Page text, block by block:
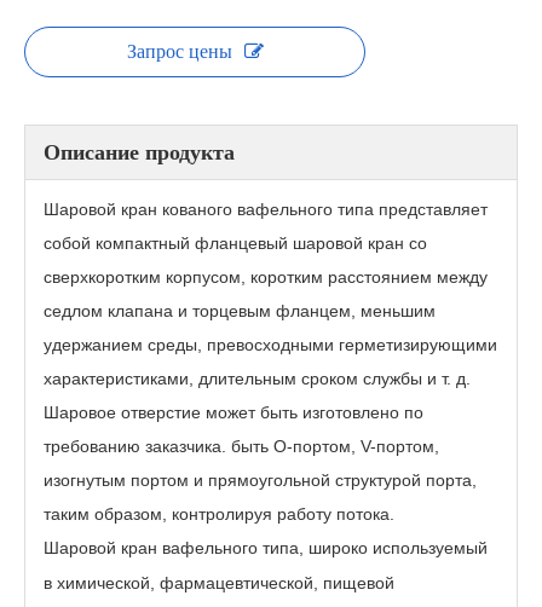
Шаровой кран вафельного типа, высокая производительность
Пневматический шаровой кран вафельного типа SQ672F
Запрос цены
Описание продукта
Шаровой кран кованого вафельного типа представляет
собой компактный фланцевый шаровой кран со
сверхкоротким корпусом, коротким расстоянием между
седлом клапана и торцевым фланцем, меньшим
удержанием среды, превосходными герметизирующими
характеристиками, длительным сроком службы и т. д.
Шаровое отверстие может быть изготовлено по
требованию заказчика. быть O-портом, V-портом,
изогнутым портом и прямоугольной структурой порта,
таким образом, контролируя работу потока.
Шаровой кран вафельного типа, широко используемый
в химической, фармацевтической, пищевой